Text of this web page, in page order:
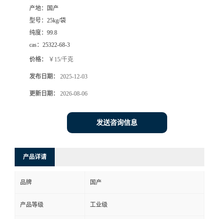
产地：
国产
型号： 25kg/袋
纯度： 99.8
cas： 25322-68-3
价格： ￥15/千克
发布日期： 2025-12-03
更新日期： 2026-08-06
发送咨询信息
产品详请
品牌 国产
产品等级 工业级